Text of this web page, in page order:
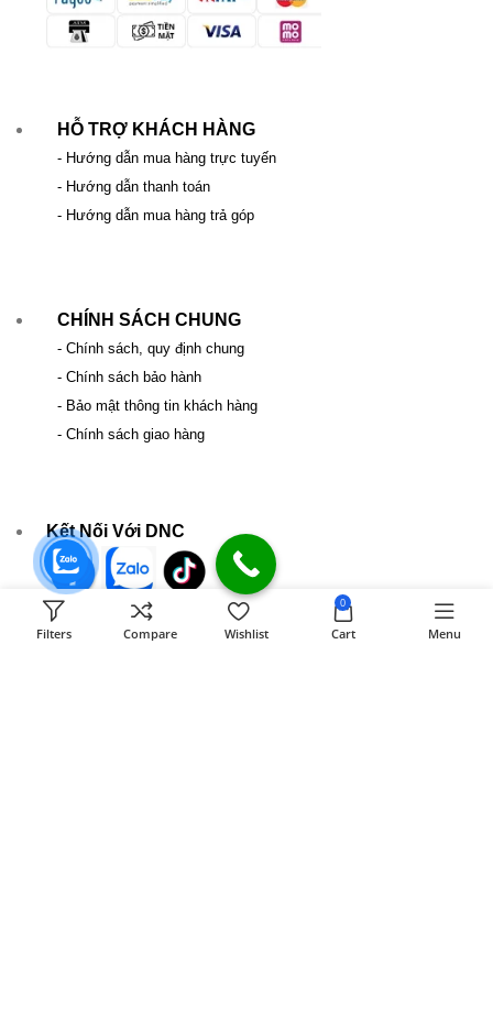
HỖ TRỢ KHÁCH HÀNG
- Hướng dẫn mua hàng trực tuyến
- Hướng dẫn thanh toán
- Hướng dẫn mua hàng trả góp
CHÍNH SÁCH CHUNG
- Chính sách, quy định chung
- Chính sách bảo hành
- Bảo mật thông tin khách hàng
- Chính sách giao hàng
Kết Nối Với DNC
589 Đồng Khởi KP8 Tân Phong, BH, ĐN
Filters Compare Wishlist
0
Cart Menu